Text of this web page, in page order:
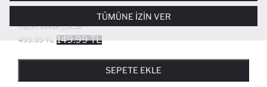
%100 PAMUK NBA BROOKLYN NETS
BISIKLET YAKA SIRT BASKILI KISA KOLLU
TIŞÖRT ERKEK ÇOCUK
499.99 TL 149.99 TL
SEPETE EKLE
POPÜLER KATEGORILER
KADIN BEYAZ TIŞÖRT
YÖNELIK PAZARLAMA FAALIYETLERININ YAPILMASI AMAÇLARIYLA
SINIRLI OLARAK KULLANILACAKTIR. ÇEREZLERE DAIR TERCIHLERINIZI
ÇEREZ TERCIHLERIPANELI ARACILIĞIYLA HER ZAMAN YÖNETEBILIR,
ÇEREZLERLE ILGILI DAHA DETAYLI BILGIYE
TÜMÜNE İZIN VER